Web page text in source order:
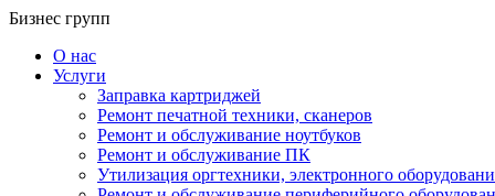
Перейти
содержанию
Бизнес групп
О нас
Услуги
Заправка картриджей
Ремонт печатной техники, сканеров
Ремонт и обслуживание ноутбуков
Ремонт и обслуживание ПК
Утилизация оргтехники, электронного